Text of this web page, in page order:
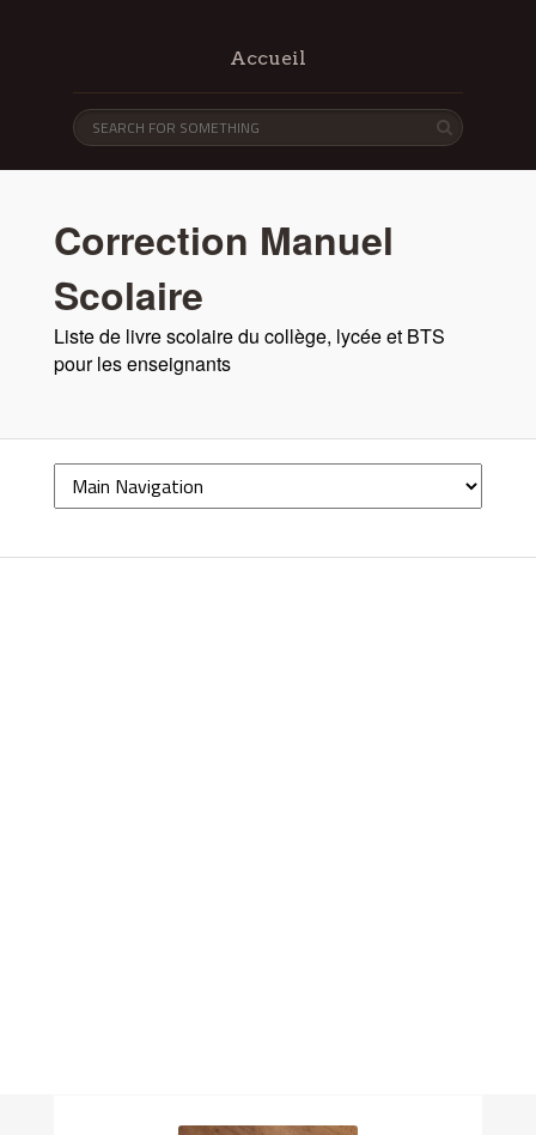
Accueil
Correction Manuel
Scolaire
Liste de livre scolaire du collège, lycée et BTS
pour les enseignants